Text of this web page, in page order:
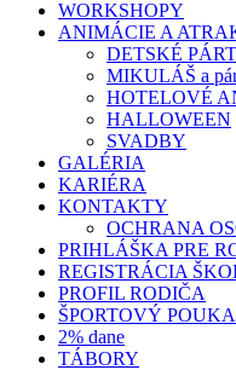
WORKSHOPY
ANIMÁCIE A
DETSKÉ
MIKULÁŠ a
HOTELOVÉ
HALLOWEEN
SVADBY
GALÉRIA
KARIÉRA
KONTAKTY
OCHRANA
PRIHLÁŠKA PRE
REGISTRÁCIA
PROFIL RODIČA
ŠPORTOVÝ
2% dane
TÁBORY